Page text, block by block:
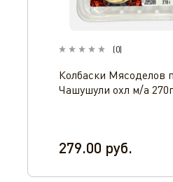
(0)
Колбаски Мясоделов
Чашушули охл м/а 270г
279.00 руб.